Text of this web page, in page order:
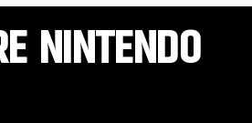
NINTENDO